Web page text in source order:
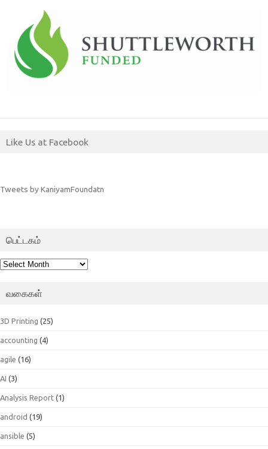
Like Us at Facebook
Tweets by KaniyamFoundatn
பெட்டகம்
பெட்டகம்
வகைகள்
3D Printing (25)
accounting (4)
agile (16)
AI (3)
Analysis Report (1)
android (19)
ansible (5)